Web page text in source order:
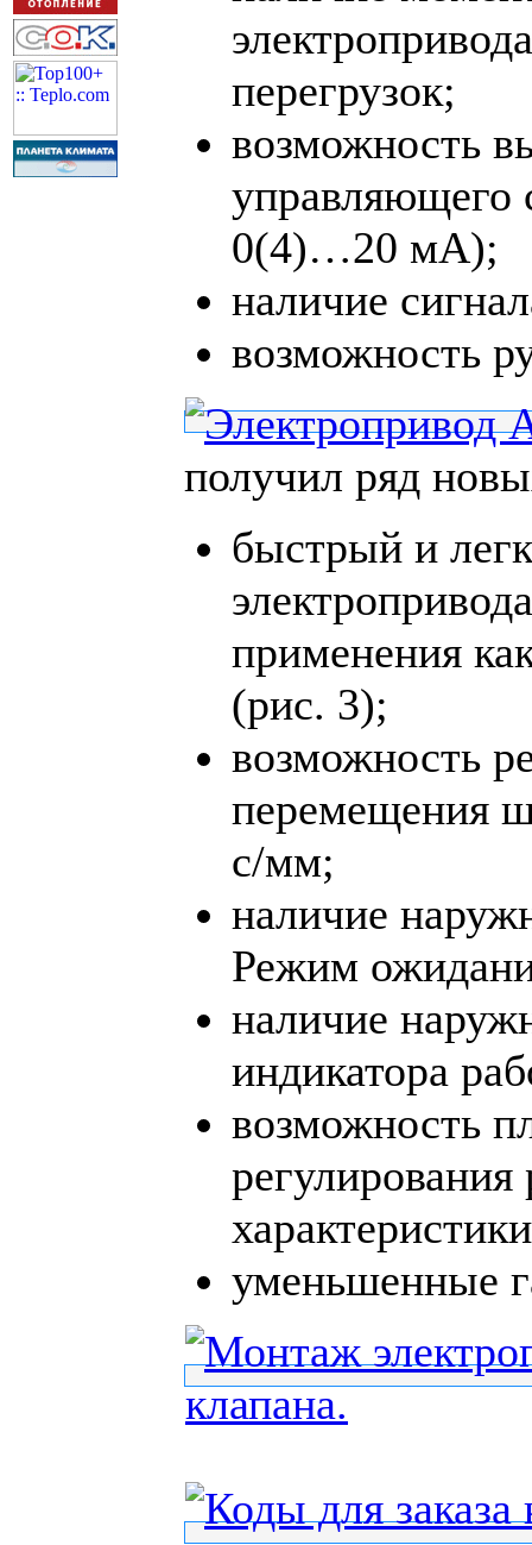
перегрузок;
возможность
0(4)…20 мА);
наличие
возможность
получил ряд
быстрый и
применения
(рис. 3);
возможность
перемещения
с/мм;
наличие
Режим
наличие
индикатора
возможность
регулирования
уменьшенные